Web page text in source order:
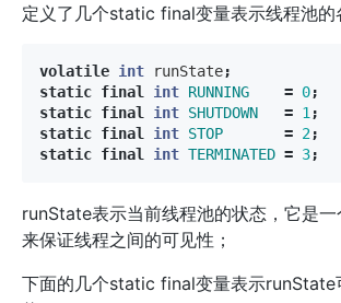
定义了几个static final变量表示线程池的
volatile int runState;
static final int RUNNING = 0;
static final int SHUTDOWN = 1 ;
static final int STOP = 2;
static final int TERMINATED = 3;
runState表示当前线程池的状态，它是
来保证线程之间的可见性；
下面的几个static final变量表示runState